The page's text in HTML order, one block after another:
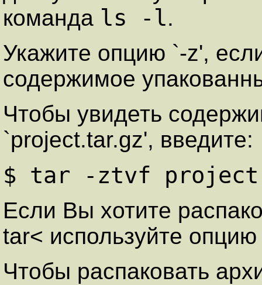
команда ls -l.
Укажите опцию `-z',
содержимое
Чтобы увидеть
`project.tar.gz', введите:
$ tar -ztvf
Если Вы хотите
tar< используйте
Чтобы распаковать